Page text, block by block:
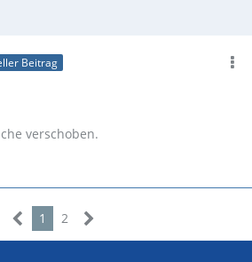
Beitrag
verschoben.
1 2